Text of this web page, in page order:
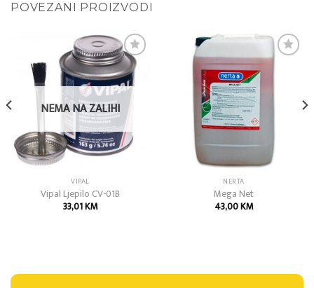
POVEZANI PROIZVODI
Add to
wishlist
NEMA NA ZALIHI
VIPAL
Vipal Ljepilo CV-01B
33,01KM
NERTA
Mega Net
43,00KM